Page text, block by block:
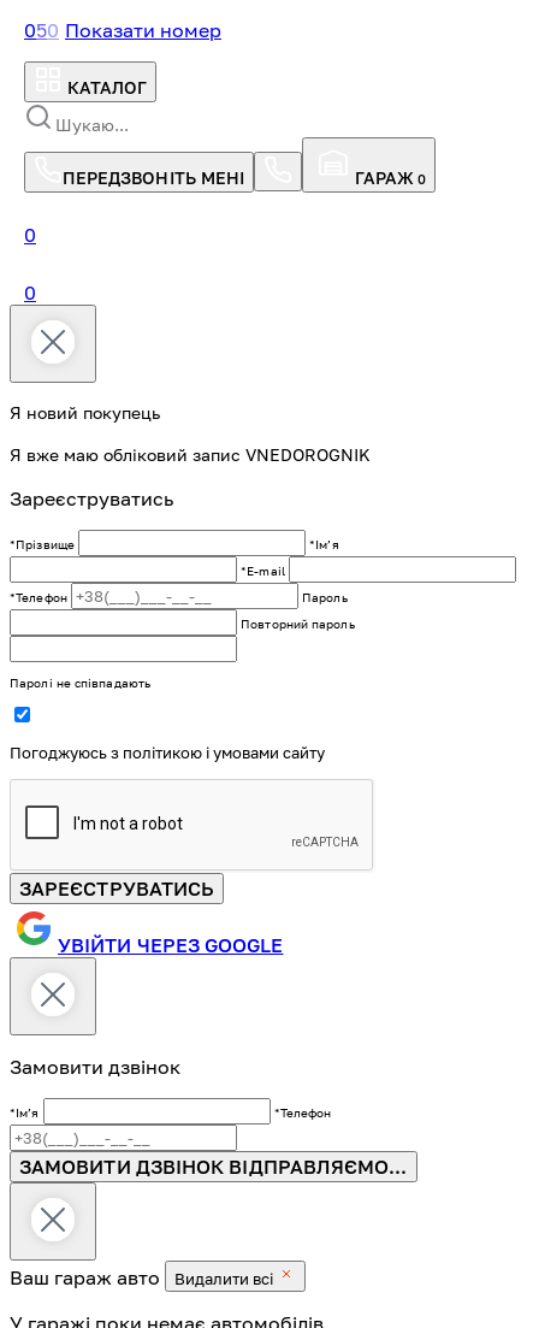
050 Показати номер
КАТАЛОГ
ПЕРЕДЗВОНІТЬ МЕНІ ГАРАЖ 0
0
0
Я новий покупець
Я вже маю обліковий запис VNEDOROGNIK
Зареєструватись
*Прізвище
*Імʼя
*E-mail
*Телефон
Пароль
Повторний пароль
Паролі не співпадають
Погоджуюсь з політикою і умовами сайту
ЗАРЕЄСТРУВАТИСЬ
УВІЙТИ ЧЕРЕЗ GOOGLE
Замовити дзвінок
*Імʼя *Телефон
ЗАМОВИТИ ДЗВІНОК ВІДПРАВЛЯЄМО...
Ваш гараж авто Видалити всі
У гаражі поки немає автомобілів